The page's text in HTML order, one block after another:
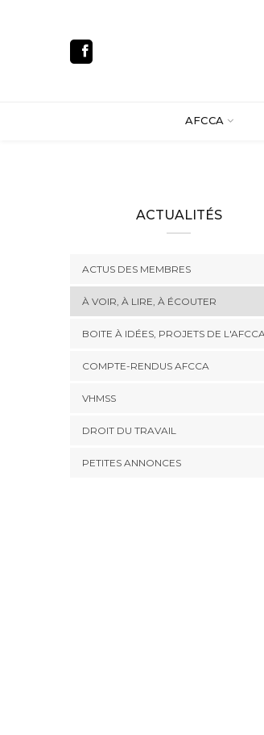
AFCCA
ACTUALITÉS
ACTUS DES MEMBRES
À VOIR, À LIRE, À ÉCOUTER
BOITE À IDÉES, PROJETS DE
COMPTE-RENDUS AFCCA
VHMSS
DROIT DU TRAVAIL
PETITES ANNONCES